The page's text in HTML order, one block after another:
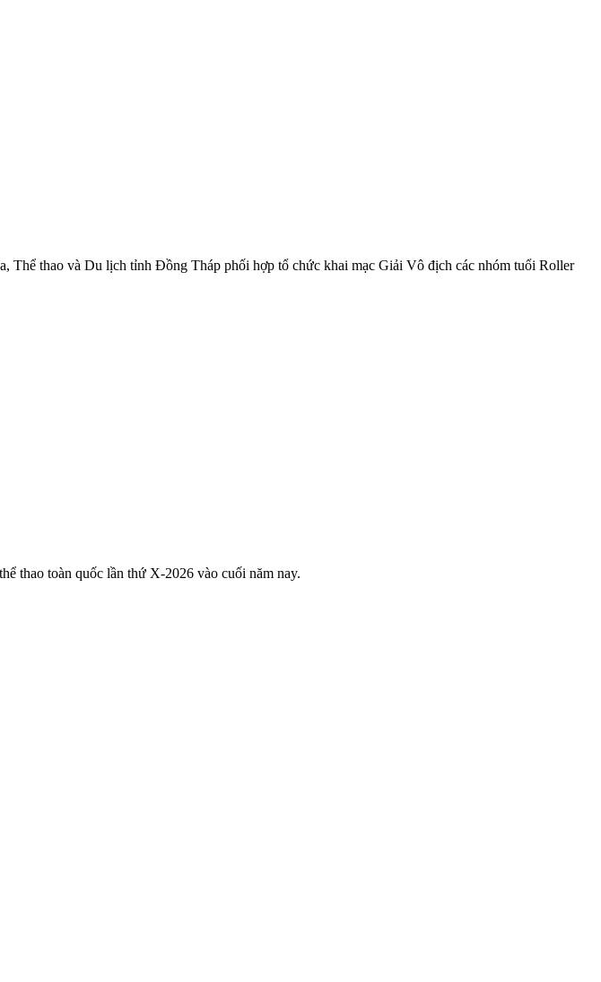
Thể thao và Du lịch tỉnh Đồng Tháp phối hợp tổ chức khai mạc Giải Vô địch các nhóm tuổi Roller
thao toàn quốc lần thứ X-2026 vào cuối năm nay.